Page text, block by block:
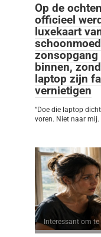
Op de
officieel
luxekaart
binnen,
laptop zijn
vernietigen
“Doe die laptop
voren. Niet naar mij.
Interessant om te